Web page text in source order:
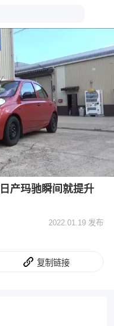
产玛驰瞬间就提升
2022.01.19 发布
复制链接